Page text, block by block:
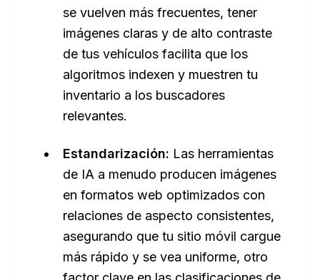
se vuelven más frecuentes, tener
imágenes claras y de alto contraste
de tus vehículos facilita que los
algoritmos indexen y muestren tu
inventario a los buscadores
relevantes.
Estandarización: Las herramientas
de IA a menudo producen imágenes
en formatos web optimizados con
relaciones de aspecto consistentes,
asegurando que tu sitio móvil cargue
más rápido y se vea uniforme, otro